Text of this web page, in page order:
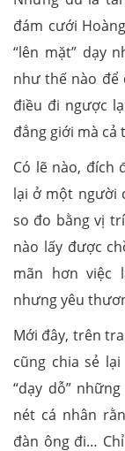
đám cưới
“lên mặt” dạy
như thế nào để
điều đi ngược
đẳng giới mà cả
Có lẽ nào, đích
lại ở một người
so đo bằng vị
nào lấy được
mãn hơn việc
nhưng yêu
Mới đây, trên
cũng chia sẻ
“dạy dỗ”
nét cá nhân
đàn ông đi…